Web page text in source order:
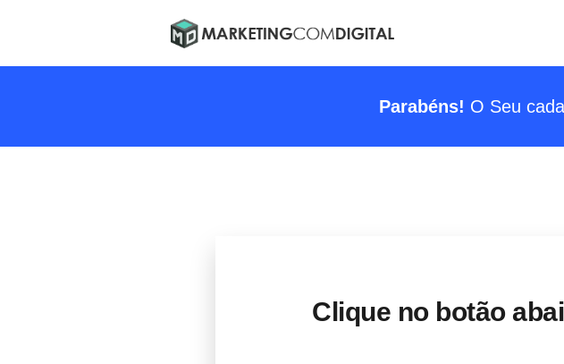
Parabéns! O Seu
Clique no botão